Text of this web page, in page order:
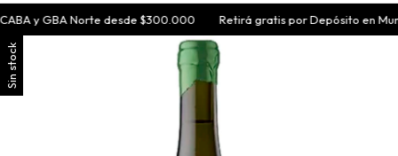
y GBA Norte desde $300.000 Retirá gratis por Depósito en
Sin stock